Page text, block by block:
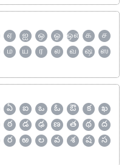
ஏ ஐ ஒ ஓ ஔ க
ச
ம ய ர ல வ ஷ
ஸ
ఏ ఐ ఒ ఓ ఔ క
ఖ
ఠ డ ఢ ణ త థ
ద
ర ఱ ల వ శ ష
స